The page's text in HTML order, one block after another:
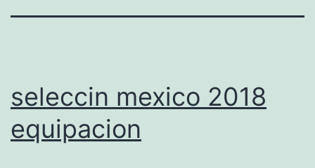
seleccin mexico 2018
equipacion